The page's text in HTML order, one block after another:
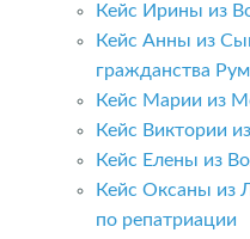
Кейс Ирины из
Кейс Анны из
гражданства
Кейс Марии из
Кейс Виктории
Кейс Елены из
Кейс Оксаны из
по репатриации